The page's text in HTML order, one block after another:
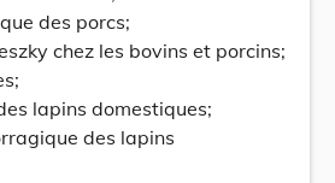
des porcs;
chez les bovins et porcins;
lapins domestiques;
des lapins